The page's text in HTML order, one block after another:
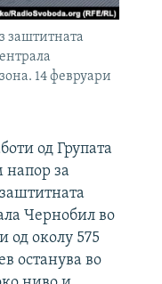
заштитната
14 февруари
од Групата
напор за
Чернобил во
од околу 575
останува во